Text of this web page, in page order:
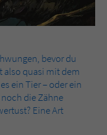
bevor du
quasi mit dem
ein Tier – oder ein
die Zähne
Eine Art